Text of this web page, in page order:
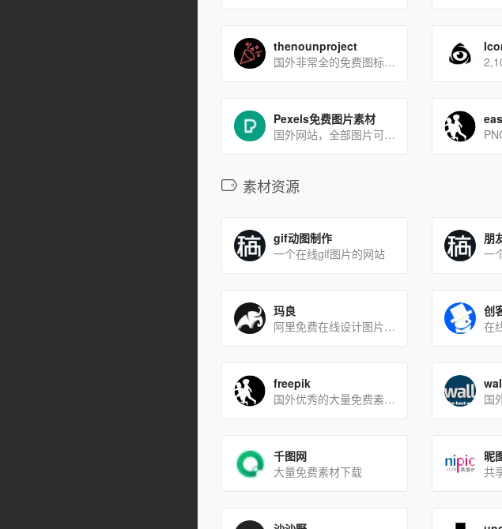
thenounproject
国外非常全的免费图标库，种类丰富
Pexels免费图片素材
国外网站，全部图片可以免费下载，并且可商用
素材资源
gif动图制作
一个在线gif图片的网站
朋
玛良
阿里免费在线设计图片网站
创
在
freepik
国外优秀的大量免费素材下载网站
千图网
大量免费素材下载
昵
共